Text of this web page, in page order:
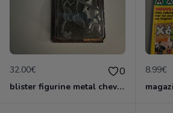
32.00€ 0
blister figurine metal chevalier infernal games worshop
8.99€